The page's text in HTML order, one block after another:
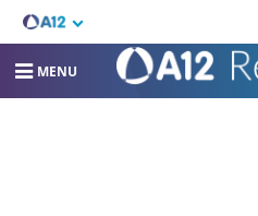
MENU